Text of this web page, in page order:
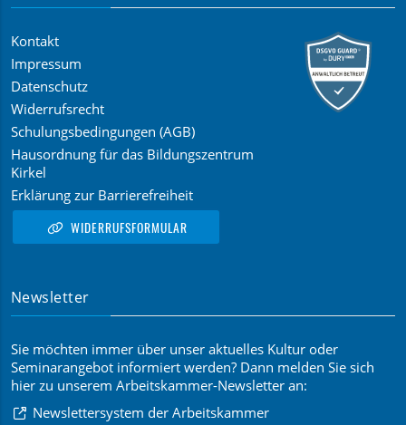
Kontakt
Impressum
Datenschutz
Widerrufsrecht
Schulungsbedingungen (AGB)
Hausordnung für das Bildungszentrum
Kirkel
Erklärung zur Barrierefreiheit
WIDERRUFSFORMULAR
Newsletter
Sie möchten immer über unser aktuelles Kultur oder
Seminarangebot informiert werden? Dann melden Sie sich
hier zu unserem Arbeitskammer-Newsletter an:
Newslettersystem der Arbeitskammer